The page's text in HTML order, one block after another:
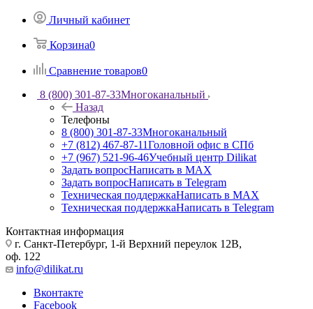
Личный кабинет
Корзина0
Сравнение товаров0
8 (800) 301-87-33Многоканальный
Назад
Телефоны
8 (800) 301-87-33Многоканальный
+7 (812) 467-87-11Головной офис в СПб
+7 (967) 521-96-46Учебный центр Dilikat
Задать вопросНаписать в MAX
Задать вопросНаписать в Telegram
Техническая поддержкаНаписать в MAX
Техническая поддержкаНаписать в Telegram
Контактная информация
г. Санкт-Петербург, 1-й Верхний переулок 12В,
оф. 122
info@dilikat.ru
Вконтакте
Facebook